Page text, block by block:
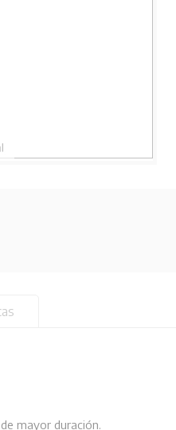
mayor duración.